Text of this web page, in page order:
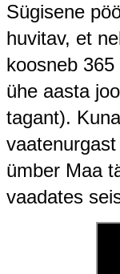
Sügisene
huvitav, et
koosneb
ühe aasta
tagant).
ümber Maa
vaadates